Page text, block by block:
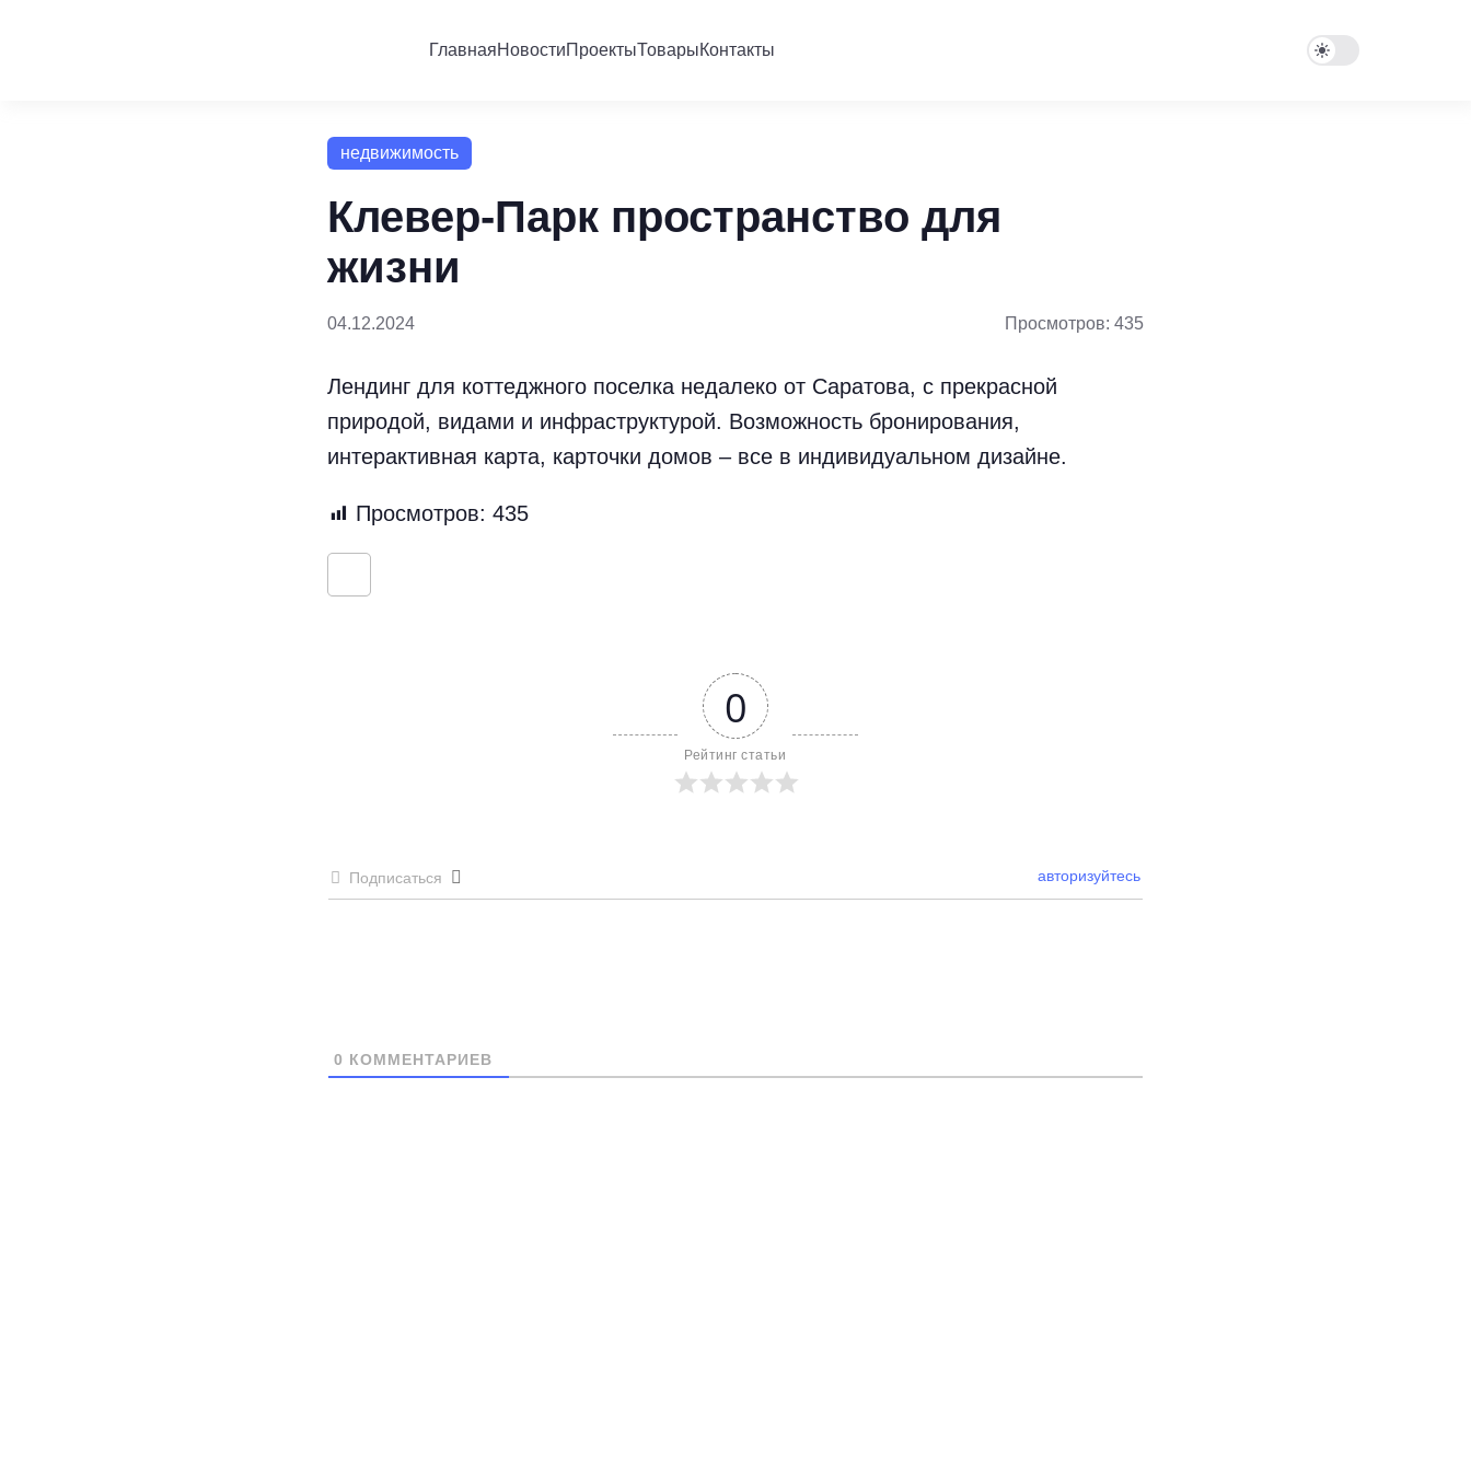
ГлавнаяНовостиПроектыТоварыКонтакты
недвижимость
Клевер-Парк пространство для
жизни
04.12.2024 Просмотров: 435
Лендинг для коттеджного поселка недалеко от Саратова, с прекрасной
природой, видами и инфраструктурой. Возможность бронирования,
интерактивная карта, карточки домов – все в индивидуальном дизайне.
Просмотров: 435
0
Рейтинг статьи
Подписаться авторизуйтесь
0 КОММЕНТАРИЕВ